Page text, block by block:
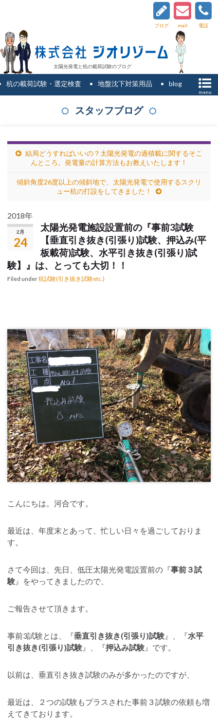
ブログ mail 電話
太陽光発電と杭の載荷試験のブログ
杭の載荷試験・選定検査 地盤沈下対策用品 blog
menu
スタッフブログ
結局どうすればいいの？太陽光発電の過積載に関するそこ
んところ。発電量の計算方法もお教えいたします！
傾斜角度26度以上の傾斜地で、太陽光発電で使用するスクリ
ュー杭の打設をしてきました！
2018年
2月
24
太陽光発電施設設置前の『事前3試験
【垂直引き抜き(引張り)試験、押込み(平
板載荷)試験、水平引き抜き(引張り)試
験】』は、とっても大切！！
Filed under杭試験(引き抜き試験etc.)
こんにちは。河合です。
最近は、年度末とあって、忙しい日々を過ごしておりま
す。
さて今回は、先日、低圧太陽光発電設置前の『事前３試
験 』をやってきましたので、
ご報告させて頂きます。
事前3試験とは、『垂直引き抜き(引張り)試験 』、『水平
引き抜き(引張り)試験 』、『押込み試験 』です。
以前は、垂直引き抜き試験のみが多かったのですが、
最近は、２つの試験もプラスされた事前３試験の依頼も増
えてきております。